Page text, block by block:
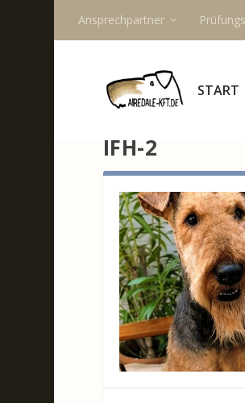
Ansprechpartner
START
IFH-2